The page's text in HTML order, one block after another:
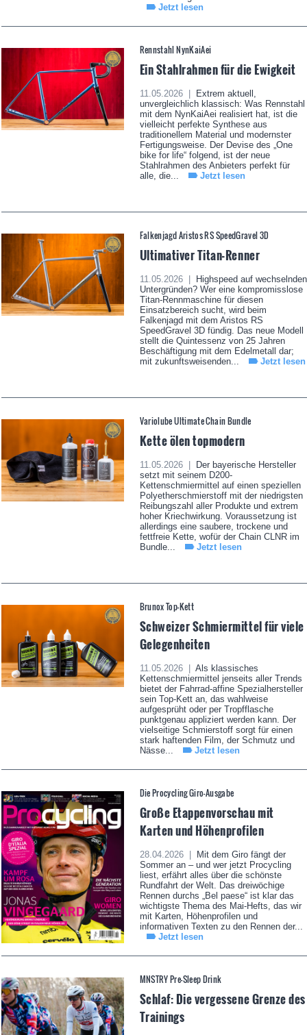
Jetzt lesen
Rennstahl NynKaiAei
Ein Stahlrahmen für die Ewigkeit
11.05.2026 |
Extrem aktuell,
unvergleichlich klassisch: Was Rennstahl
mit dem NynKaiAei realisiert hat, ist die
vielleicht perfekte Synthese aus
traditionellem Material und modernster
Fertigungsweise. Der Devise des „One
bike for life“ folgend, ist der neue
Stahlrahmen des Anbieters perfekt für
alle, die...
Jetzt lesen
Falkenjagd Aristos RS SpeedGravel 3D
Ultimativer Titan-Renner
11.05.2026 |
Highspeed auf wechselnden
Untergründen? Wer eine kompromisslose
Titan-Rennmaschine für diesen
Einsatzbereich sucht, wird beim
Falkenjagd mit dem Aristos RS
SpeedGravel 3D fündig. Das neue Modell
stellt die Quintessenz von 25 Jahren
Beschäftigung mit dem Edelmetall dar;
mit zukunftsweisenden...
Jetzt lesen
Variolube Ultimate Chain Bundle
Kette ölen topmodern
11.05.2026 |
Der bayerische Hersteller
setzt mit seinem D200-
Kettenschmiermittel auf einen speziellen
Polyetherschmierstoff mit der niedrigsten
Reibungszahl aller Produkte und extrem
hoher Kriechwirkung. Voraussetzung ist
allerdings eine saubere, trockene und
fettfreie Kette, wofür der Chain CLNR im
Bundle...
Jetzt lesen
Brunox Top-Kett
Schweizer Schmiermittel für viele
Gelegenheiten
11.05.2026 |
Als klassisches
Kettenschmiermittel jenseits aller Trends
bietet der Fahrrad-affine Spezialhersteller
sein Top-Kett an, das wahlweise
aufgesprüht oder per Tropfflasche
punktgenau appliziert werden kann. Der
vielseitige Schmierstoff sorgt für einen
stark haftenden Film, der Schmutz und
Nässe...
Jetzt lesen
Die Procycling Giro-Ausgabe
Große Etappenvorschau mit
Karten und Höhenprofilen
28.04.2026 |
Mit dem Giro fängt der
Sommer an – und wer jetzt Procycling
liest, erfährt alles über die schönste
Rundfahrt der Welt. Das dreiwöchige
Rennen durchs „Bel paese“ ist klar das
wichtigste Thema des Mai-Hefts, das wir
mit Karten, Höhenprofilen und
informativen Texten zu den Rennen der...
Jetzt lesen
MNSTRY Pre-Sleep Drink
Schlaf: Die vergessene Grenze des
Trainings